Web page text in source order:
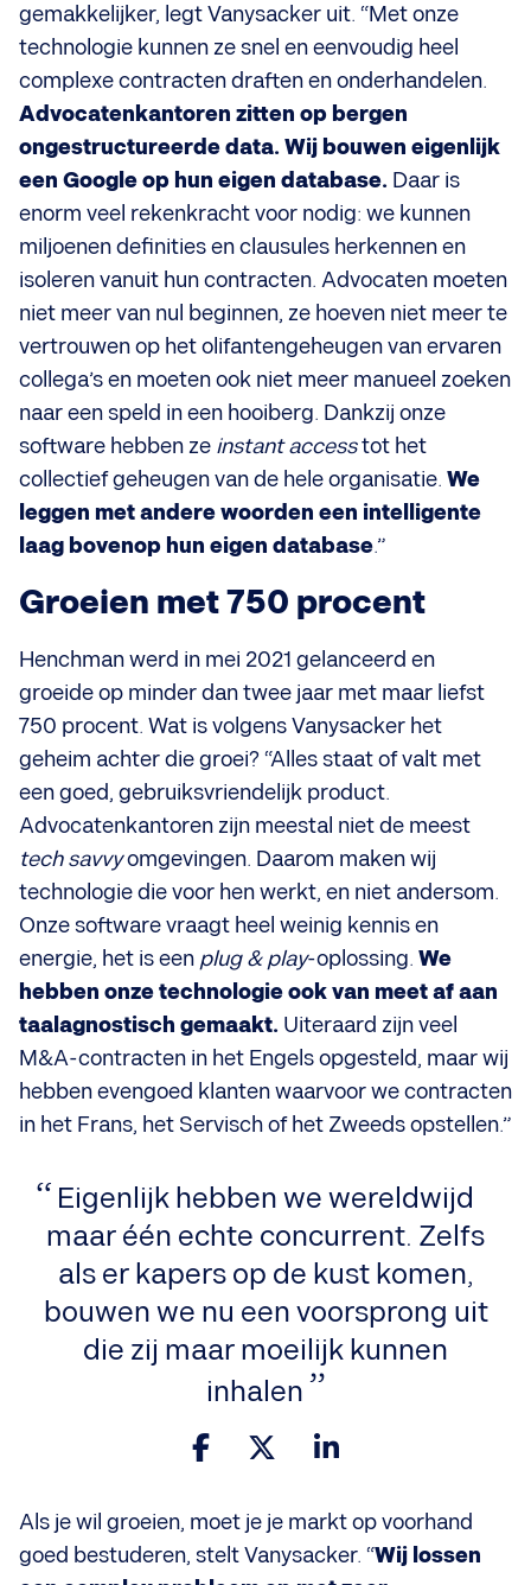
gemakkelijker, legt Vanysacker uit. “Met onze
technologie kunnen ze snel en eenvoudig heel
complexe contracten draften en onderhandelen.
Advocatenkantoren zitten op bergen
ongestructureerde data. Wij bouwen eigenlijk
een Google op hun eigen database. Daar is
enorm veel rekenkracht voor nodig: we kunnen
miljoenen definities en clausules herkennen en
isoleren vanuit hun contracten. Advocaten moeten
niet meer van nul beginnen, ze hoeven niet meer te
vertrouwen op het olifantengeheugen van ervaren
collega’s en moeten ook niet meer manueel zoeken
naar een speld in een hooiberg. Dankzij onze
software hebben ze instant accesstot het
collectief geheugen van de hele organisatie. We
leggen met andere woorden een intelligente
laag bovenop hun eigen database.”
Groeien met 750 procent
Henchman werd in mei 2021 gelanceerd en
groeide op minder dan twee jaar met maar liefst
750 procent. Wat is volgens Vanysacker het
geheim achter die groei? “Alles staat of valt met
een goed, gebruiksvriendelijk product.
Advocatenkantoren zijn meestal niet de meest
tech savvyomgevingen. Daarom maken wij
technologie die voor hen werkt, en niet andersom.
Onze software vraagt heel weinig kennis en
energie, het is een plug & play-oplossing. We
hebben onze technologie ook van meet af aan
taalagnostisch gemaakt. Uiteraard zijn veel
M&A-contracten in het Engels opgesteld, maar wij
hebben evengoed klanten waarvoor we contracten
in het Frans, het Servisch of het Zweeds opstellen.”
Eigenlijk hebben we wereldwijd
maar één echte concurrent. Zelfs
als er kapers op de kust komen,
bouwen we nu een voorsprong uit
die zij maar moeilijk kunnen
inhalen
Als je wil groeien, moet je je markt op voorhand
goed bestuderen, stelt Vanysacker. “Wij lossen